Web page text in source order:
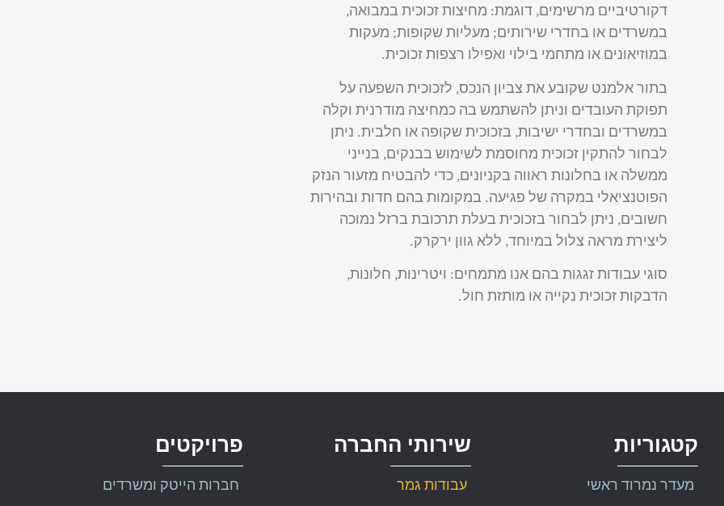
דקורטיביים מרשימים, דוגמת: מחיצות זכוכית במבואה,
במשרדים או בחדרי שירותים; מעליות שקופות; מעקות
במוזיאונים או מתחמי בילוי ואפילו רצפות זכוכית.
בתור אלמנט שקובע את צביון הנכס, לזכוכית השפעה על
תפוקת העובדים וניתן להשתמש בה כמחיצה מודרנית וקלה
במשרדים ובחדרי ישיבות, בזכוכית שקופה או חלבית. ניתן
לבחור להתקין זכוכית מחוסמת לשימוש בבנקים, בנייני
ממשלה או בחלונות ראווה בקניונים, כדי להבטיח מזעור הנזק
הפוטנציאלי במקרה של פגיעה. במקומות בהם חדות ובהירות
חשובים, ניתן לבחור בזכוכית בעלת תרכובת ברזל נמוכה
ליצירת מראה צלול במיוחד, ללא גוון ירקרק.
סוגי עבודות זגגות בהם אנו מתמחים: ויטרינות, חלונות,
הדבקות זכוכית נקייה או מותזת חול.
קטגוריות
מעדר נמרוד ראשי
שירותי החברה
עבודות גמר
פרויקטים
חברות הייטק ומשרדים